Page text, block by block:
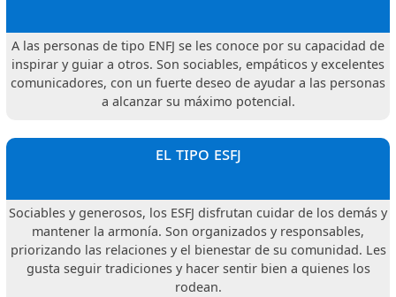
A las personas de tipo ENFJ se les conoce por su capacidad de
inspirar y guiar a otros. Son sociables, empáticos y excelentes
comunicadores, con un fuerte deseo de ayudar a las personas
a alcanzar su máximo potencial.
el tipo esfj
Sociables y generosos, los ESFJ disfrutan cuidar de los demás y
mantener la armonía. Son organizados y responsables,
priorizando las relaciones y el bienestar de su comunidad. Les
gusta seguir tradiciones y hacer sentir bien a quienes los
rodean.